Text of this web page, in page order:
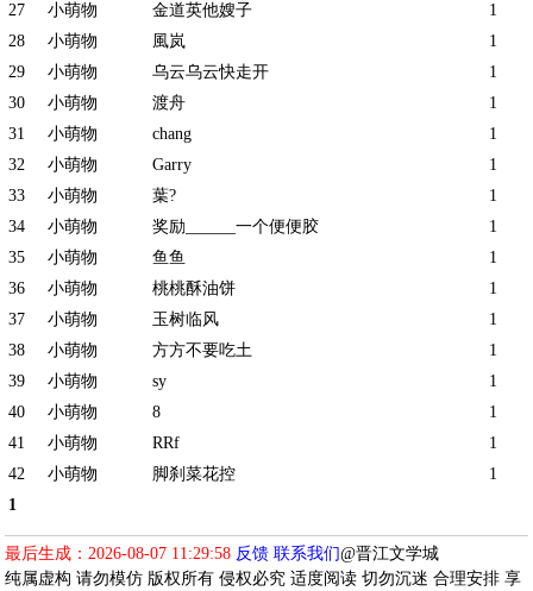
27
小萌物 金道英他嫂子
1
28
小萌物 風岚
1
29
小萌物 乌云乌云快走开
1
30
小萌物 渡舟
1
31
小萌物 chang
1
32
小萌物 Garry
1
33
小萌物 葉?
1
34
小萌物 奖励______一个便便胶
1
35
小萌物 鱼鱼
1
36
小萌物 桃桃酥油饼
1
37
小萌物 玉树临风
1
38
小萌物 方方不要吃土
1
39
小萌物 sy
1
40
小萌物 8
1
41
小萌物 RRf
1
42
小萌物 脚刹菜花控
1
1
最后生成：2026-08-07 11:29:58 反馈 联系我们@晋江文学城
纯属虚构 请勿模仿 版权所有 侵权必究 适度阅读 切勿沉迷 合理安排 享